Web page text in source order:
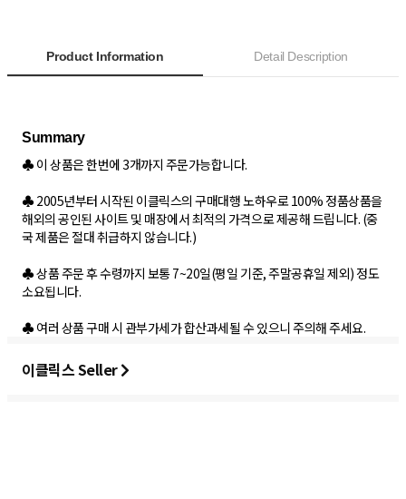
Product Information Detail Description
Summary
♣ 이 상품은 한번에 3개까지 주문가능합니다.
♣ 2005년부터 시작된 이클릭스의 구매대행 노하우로 100% 정품상품을
해외의 공인된 사이트 및 매장에서 최적의 가격으로 제공해 드립니다. (중
국 제품은 절대 취급하지 않습니다.)
♣ 상품 주문 후 수령까지 보통 7~20일(평일 기준, 주말공휴일 제외) 정도
소요됩니다.
♣ 여러 상품 구매 시 관부가세가 합산과세될 수 있으니 주의해 주세요.
이클릭스 Seller